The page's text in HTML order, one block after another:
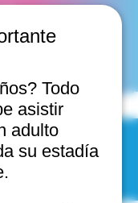
Todo
asistir
adulto
su estadía